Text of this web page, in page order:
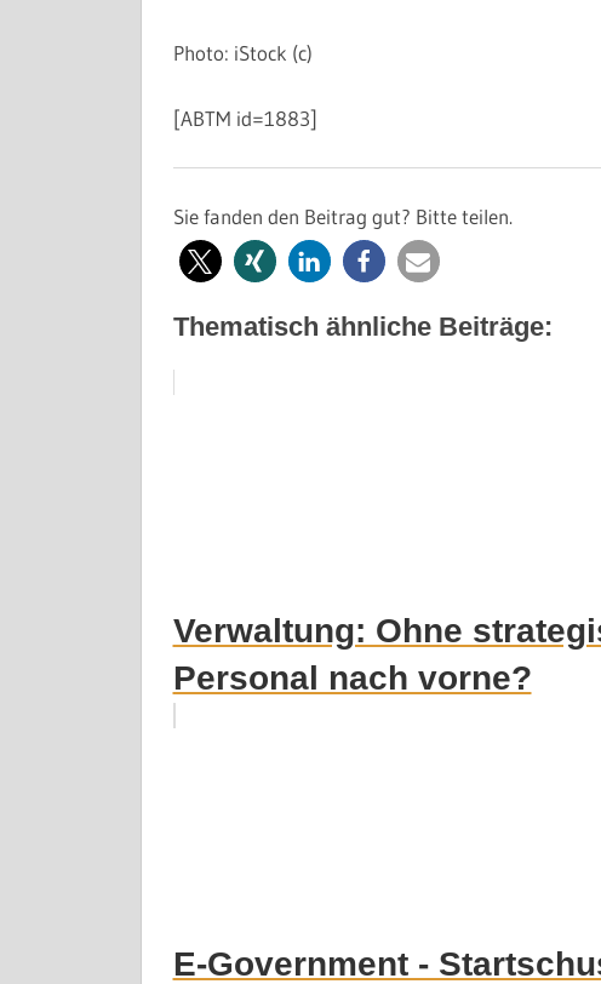
Photo: iStock (c)
[ABTM id=1883]
Sie fanden den Beitrag gut? Bitte teilen.
Thematisch ähnliche Beiträge:
Verwaltung: Ohne
Personal nach vorne?
E-Government -